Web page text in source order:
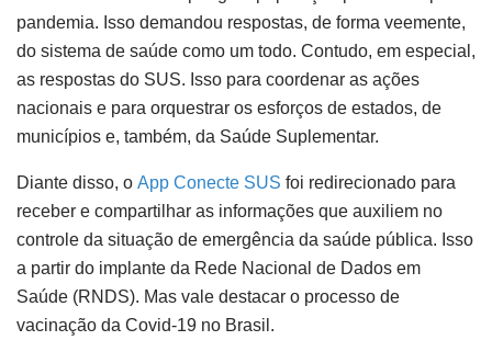
pandemia. Isso demandou respostas, de forma veemente,
do sistema de saúde como um todo. Contudo, em especial,
as respostas do SUS. Isso para coordenar as ações
nacionais e para orquestrar os esforços de estados, de
municípios e, também, da Saúde Suplementar.
Diante disso, o App Conecte SUS foi redirecionado para
receber e compartilhar as informações que auxiliem no
controle da situação de emergência da saúde pública. Isso
a partir do implante da Rede Nacional de Dados em
Saúde (RNDS). Mas vale destacar o processo de
vacinação da Covid-19 no Brasil.